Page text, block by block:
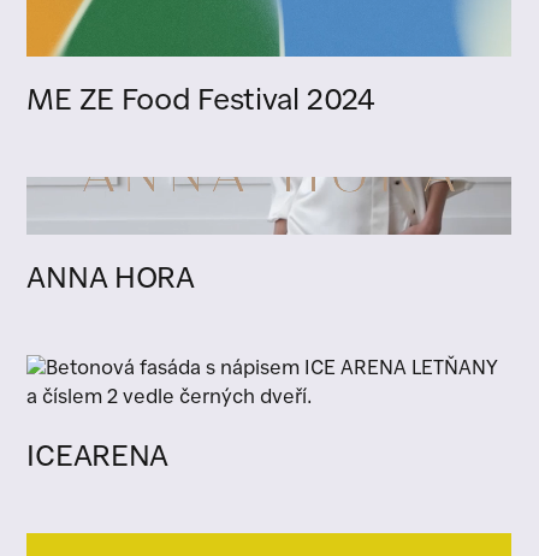
ME ZE Food Festival 2024
ANNA HORA
ICEARENA